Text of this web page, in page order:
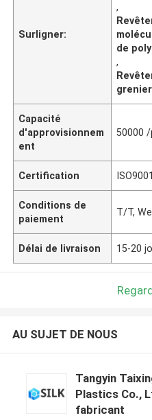
Surligner:
,
de
,
grenier
Capacité
d'approvisionnem
ent
50000
Certification ISO9001
Conditions de
paiement
T/T,
Délai de livraison 15-20
AU SUJET DE NOUS
Tangyin
Plastics Co.,
fabricant